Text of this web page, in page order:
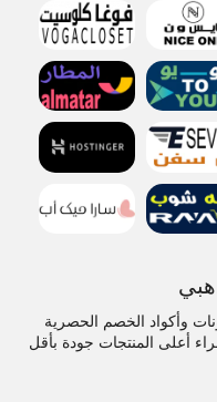
وأكواد الخصم الحصرية
أعلى المنتجات جودة بأقل